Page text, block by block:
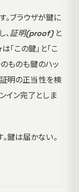
ブラウザが鍵に
証明(proof)と
この鍵」と「こ
ものも鍵のハッ
明の正当性を検
イン完了としま
鍵は届かない。